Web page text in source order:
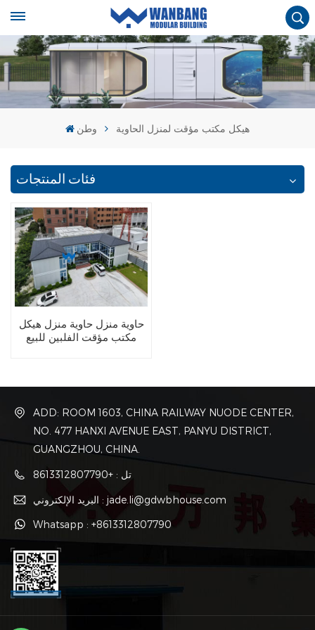
وطن هيكل مكتب مؤقت لمنزل الحاوية
فئات المنتجات
حاوية منزل حاوية منزل هيكل
مكتب مؤقت الفلبين للبيع
ADD: ROOM 1603, CHINA RAILWAY NUODE CENTER,
NO. 477 HANXI AVENUE EAST, PANYU DISTRICT,
GUANGZHOU, CHINA.
تل : +8613312807790
البريد الإلكتروني : jade.li@gdwbhouse.com
Whatsapp : +8613312807790